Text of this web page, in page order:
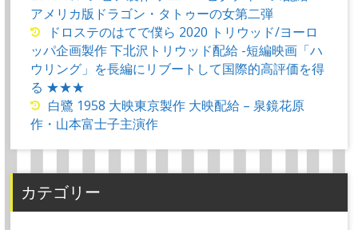
アメリカ版ドラゴン・タトゥーの女第二弾
ドロステのはてで僕ら 2020 トリウッド/ヨーロ
ッパ企画製作 下北沢トリウッド配給 -短編映画「ハ
ウリング」を長編にリブートして国際的高評価を得
る ★★★
白鷺 1958 大映東京製作 大映配給 – 泉鏡花原
作・山本富士子主演作
カテゴリー